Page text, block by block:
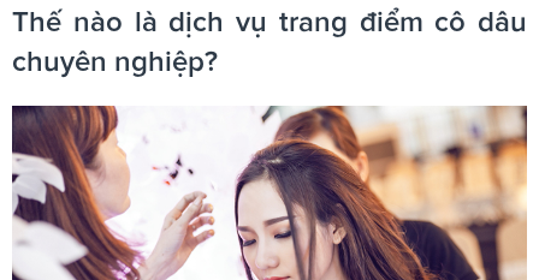
Thế nào là dịch vụ trang điểm cô dâu
chuyên nghiệp?